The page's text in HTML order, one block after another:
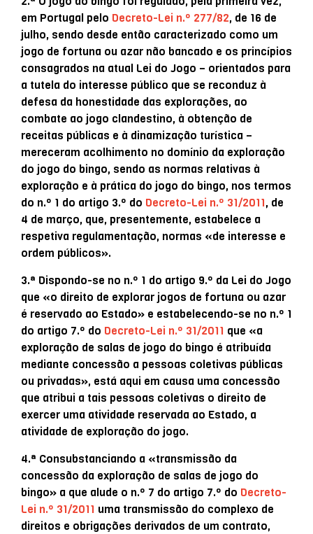
em Portugal pelo Decreto-Lei n.º 277/82, de 16 de
julho, sendo desde então caracterizado como um
jogo de fortuna ou azar não bancado e os princípios
consagrados na atual Lei do Jogo – orientados para
a tutela do interesse público que se reconduz à
defesa da honestidade das explorações, ao
combate ao jogo clandestino, à obtenção de
receitas públicas e à dinamização turística –
mereceram acolhimento no domínio da exploração
do jogo do bingo, sendo as normas relativas à
exploração e à prática do jogo do bingo, nos termos
do n.º 1 do artigo 3.º do Decreto-Lei n.º 31/2011, de
4 de março, que, presentemente, estabelece a
respetiva regulamentação, normas «de interesse e
ordem públicos».
3.ª Dispondo-se no n.º 1 do artigo 9.º da Lei do Jogo
que «o direito de explorar jogos de fortuna ou azar
é reservado ao Estado» e estabelecendo-se no n.º 1
do artigo 7.º do Decreto-Lei n.º 31/2011 que «a
exploração de salas de jogo do bingo é atribuída
mediante concessão a pessoas coletivas públicas
ou privadas», está aqui em causa uma concessão
que atribui a tais pessoas coletivas o direito de
exercer uma atividade reservada ao Estado, a
atividade de exploração do jogo.
4.ª Consubstanciando a «transmissão da
concessão da exploração de salas de jogo do
bingo» a que alude o n.º 7 do artigo 7.º do Decreto-
Lei n.º 31/2011 uma transmissão do complexo de
direitos e obrigações derivados de um contrato,